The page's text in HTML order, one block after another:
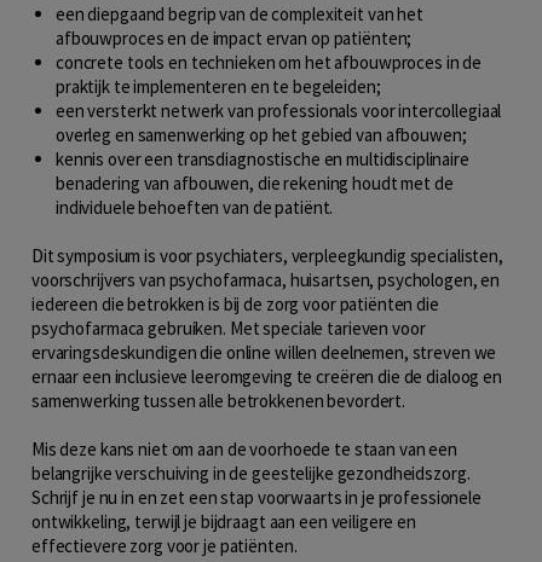
een diepgaand begrip van de complexiteit van het
afbouwproces en de impact ervan op patiënten;
concrete tools en technieken om het afbouwproces in de
praktijk te implementeren en te begeleiden;
een versterkt netwerk van professionals voor intercollegiaal
overleg en samenwerking op het gebied van afbouwen;
kennis over een transdiagnostische en multidisciplinaire
benadering van afbouwen, die rekening houdt met de
individuele behoeften van de patiënt.
Dit symposium is voor psychiaters, verpleegkundig specialisten,
voorschrijvers van psychofarmaca, huisartsen, psychologen, en
iedereen die betrokken is bij de zorg voor patiënten die
psychofarmaca gebruiken. Met speciale tarieven voor
ervaringsdeskundigen die online willen deelnemen, streven we
ernaar een inclusieve leeromgeving te creëren die de dialoog en
samenwerking tussen alle betrokkenen bevordert.
Mis deze kans niet om aan de voorhoede te staan van een
belangrijke verschuiving in de geestelijke gezondheidszorg.
Schrijf je nu in en zet een stap voorwaarts in je professionele
ontwikkeling, terwijl je bijdraagt aan een veiligere en
effectievere zorg voor je patiënten.